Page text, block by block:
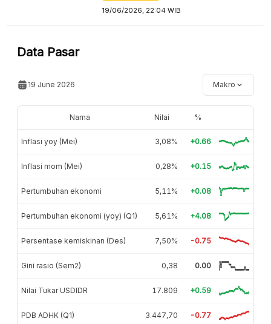
19/06/2026, 22:04 WIB
Data Pasar
19 June 2026 Makro
Nama Nilai %
Inflasi yoy (Mei) 3,08% +0.66
Inflasi mom (Mei) 0,28% +0.15
Pertumbuhan ekonomi 5,11% +0.08
Pertumbuhan ekonomi (yoy) (Q1) 5,61% +4.08
Persentase kemiskinan (Des) 7,50% -0.75
Gini rasio (Sem2) 0,38 0.00
Nilai Tukar USDIDR 17.809 +0.59
PDB ADHK (Q1) 3.447,70 -0.77